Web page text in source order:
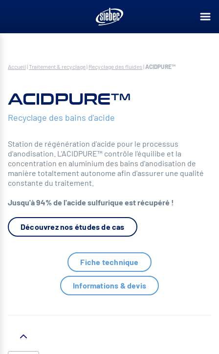
Accueil |Traitement & recyclage| Recyclage des fluides |ACIDPURE™
ACIDPURE™
Recyclage des bains d'acide
Station de régénération d'acide pour le processus
d'anodisation. L'ACIDPURE™ contrôle l'équilibe et la
concentration en aluminium des bains d'anodisation de
manière totaltement autonome afin d'assurer une qualité
constante du traitement.
Jusqu'à 94% de l'acide sulfurique est récupéré !
Découvrez nos études de cas
Fiche technique
Informations & devis